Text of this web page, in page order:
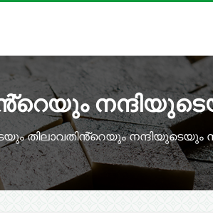
തിലാവതിൻ്റെയും